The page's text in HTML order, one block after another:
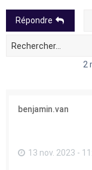
Répondre
2
benjamin.van
13 nov. 2023 -